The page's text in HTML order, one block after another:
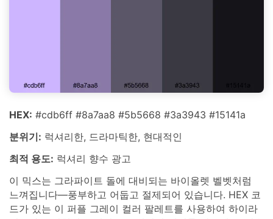
HEX: #cdb6ff #8a7aa8 #5b5668 #3a3943 #15141a
분위기: 럭셔리한, 드라마틱한, 현대적인
최적 용도: 럭셔리 향수 광고
이 믹스는 그라파이트 돌에 대비되는 바이올렛 벨벳처럼
느껴집니다—풍부하고 어둡고 절제되어 있습니다. HEX 코
드가 있는 이 퍼플 그레이 컬러 팔레트를 사용하여 하이라